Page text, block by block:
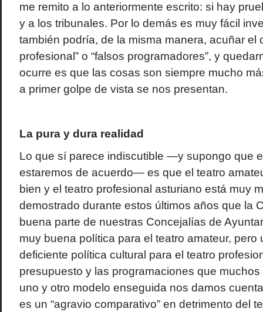
me remito a lo anteriormente escrito: si hay
y a los tribunales. Por lo demás es muy fácil
también podría, de la misma manera, acuñar el
profesional” o “falsos programadores”, y
ocurre es que las cosas son siempre mucho
a primer golpe de vista se nos presentan.
La pura y dura realidad
Lo que sí parece indiscutible —y supongo que
estaremos de acuerdo— es que el teatro
bien y el teatro profesional asturiano está muy
demostrado durante estos últimos años que la
buena parte de nuestras Concejalías de
muy buena política para el teatro amateur, pero
deficiente política cultural para el teatro
presupuesto y las programaciones que
uno y otro modelo enseguida nos damos
es un “agravio comparativo” en detrimento del